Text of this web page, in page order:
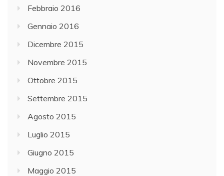
Febbraio 2016
Gennaio 2016
Dicembre 2015
Novembre 2015
Ottobre 2015
Settembre 2015
Agosto 2015
Luglio 2015
Giugno 2015
Maggio 2015